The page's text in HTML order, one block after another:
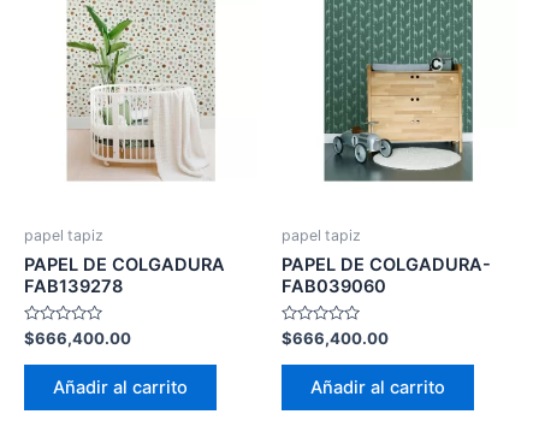
papel tapiz
PAPEL DE COLGADURA
FAB139278
Valorado
con
0
$666,400.00
Añadir al carrito
papel tapiz
PAPEL DE COLGADURA-
FAB039060
Valorado
con
0
$666,400.00
Añadir al carrito